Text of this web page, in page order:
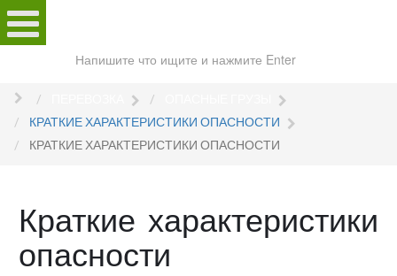
сайту
КРАТКИЕ ХАРАКТЕРИСТИКИ ОПАСНОСТИ
КРАТКИЕ ХАРАКТЕРИСТИКИ ОПАСНОСТИ
Краткие характеристики
опасности